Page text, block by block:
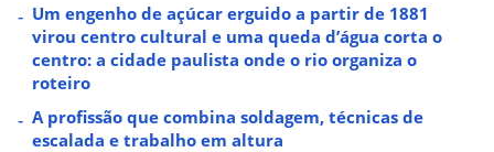
Um engenho de açúcar erguido a partir de 1881
virou centro cultural e uma queda d’água corta o
centro: a cidade paulista onde o rio organiza o
roteiro
A profissão que combina soldagem, técnicas de
escalada e trabalho em altura